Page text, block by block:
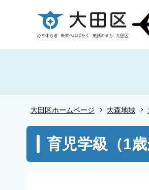
ー
大田区ホームページ 大森地域
こ
育児学級（1